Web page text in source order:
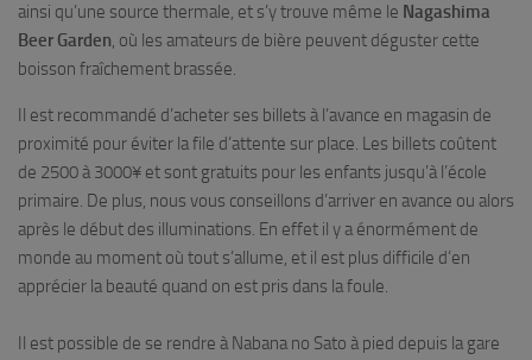
ainsi qu’une source thermale, et s’y trouve même le Nagashima
Beer Garden, où les amateurs de bière peuvent déguster cette
boisson fraîchement brassée.
Il est recommandé d’acheter ses billets à l’avance en magasin de
proximité pour éviter la file d’attente sur place. Les billets coûtent
de 2500 à 3000¥ et sont gratuits pour les enfants jusqu’à l’école
primaire. De plus, nous vous conseillons d’arriver en avance ou alors
après le début des illuminations. En effet il y a énormément de
monde au moment où tout s’allume, et il est plus difficile d’en
apprécier la beauté quand on est pris dans la foule.
Il est possible de se rendre à Nabana no Sato à pied depuis la gare